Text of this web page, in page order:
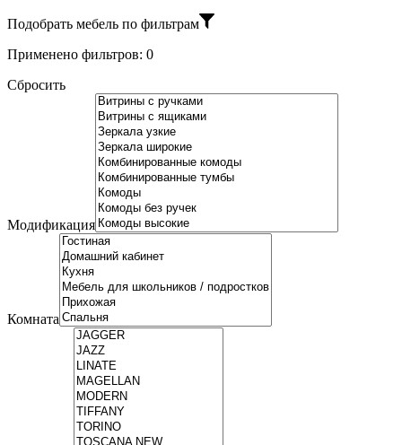
Подобрать мебель по фильтрам
Применено фильтров: 0
Сбросить
Модификация
Комната